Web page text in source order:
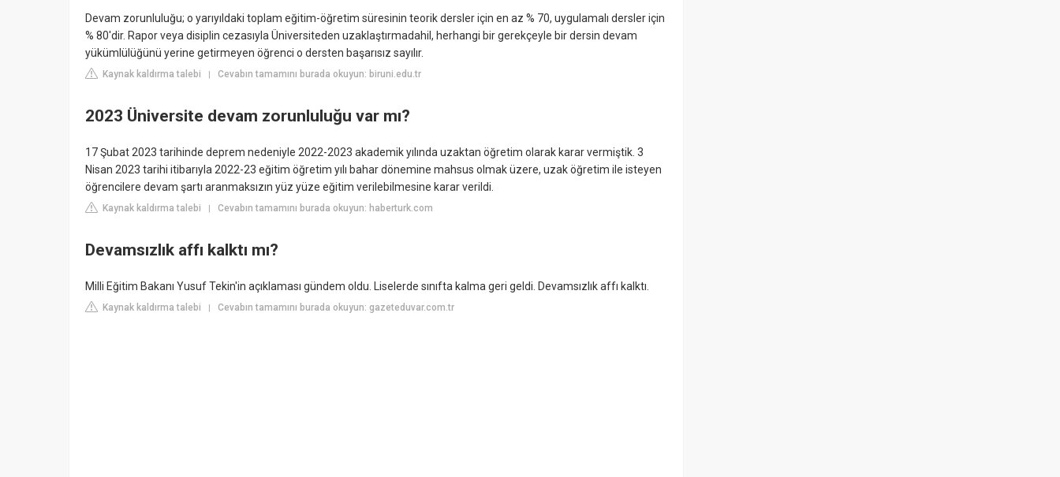
Devam zorunluluğu; o yarıyıldaki toplam eğitim-öğretim süresinin teorik dersler için en az % 70, uygulamalı dersler için
% 80'dir. Rapor veya disiplin cezasıyla Üniversiteden uzaklaştırmadahil, herhangi bir gerekçeyle bir dersin devam
yükümlülüğünü yerine getirmeyen öğrenci o dersten başarısız sayılır.
Kaynak kaldırma talebi | Cevabın tamamını burada okuyun: biruni.edu.tr
2023 Üniversite devam zorunluluğu var mı?
17 Şubat 2023 tarihinde deprem nedeniyle 2022-2023 akademik yılında uzaktan öğretim olarak karar vermiştik. 3
Nisan 2023 tarihi itibarıyla 2022-23 eğitim öğretim yılı bahar dönemine mahsus olmak üzere, uzak öğretim ile isteyen
öğrencilere devam şartı aranmaksızın yüz yüze eğitim verilebilmesine karar verildi.
Kaynak kaldırma talebi | Cevabın tamamını burada okuyun: haberturk.com
Devamsızlık affı kalktı mı?
Milli Eğitim Bakanı Yusuf Tekin'in açıklaması gündem oldu. Liselerde sınıfta kalma geri geldi. Devamsızlık affı kalktı.
Kaynak kaldırma talebi | Cevabın tamamını burada okuyun: gazeteduvar.com.tr